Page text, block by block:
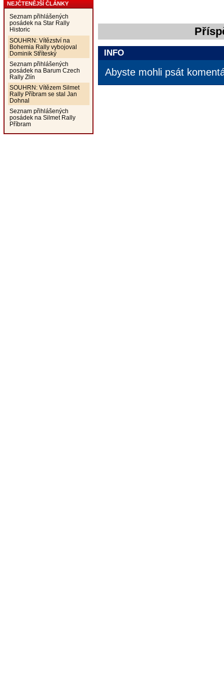
NEJČTENĚJŠÍ ČLÁNKY
Seznam přihlášených
posádek na Star Rally
Historic
SOUHRN: Vítězství na
Bohemia Rally vybojoval
Dominik Stříteský
Seznam přihlášených
posádek na Barum Czech
Rally Zlín
SOUHRN: Vítězem Silmet
Rally Příbram se stal Jan
Dohnal
Seznam přihlášených
posádek na Silmet Rally
Příbram
INFO
Abyste mohli psát